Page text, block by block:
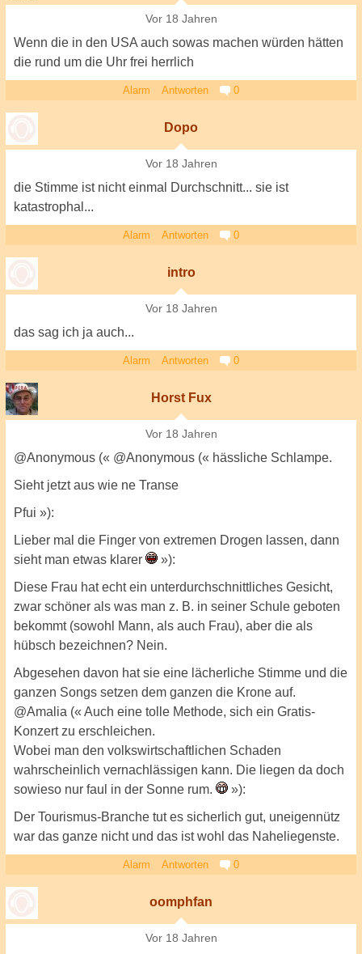
Vor 18 Jahren
Wenn die in den USA auch sowas machen würden hätten
die rund um die Uhr frei herrlich
Alarm Antworten 0
Dopo
Vor 18 Jahren
die Stimme ist nicht einmal Durchschnitt... sie ist
katastrophal...
Alarm Antworten 0
intro
Vor 18 Jahren
das sag ich ja auch...
Alarm Antworten 0
Horst Fux
Vor 18 Jahren
@Anonymous (« @Anonymous (« hässliche Schlampe.
Sieht jetzt aus wie ne Transe
Pfui »):
Lieber mal die Finger von extremen Drogen lassen, dann
sieht man etwas klarer
»):
Diese Frau hat echt ein unterdurchschnittliches Gesicht,
zwar schöner als was man z. B. in seiner Schule geboten
bekommt (sowohl Mann, als auch Frau), aber die als
hübsch bezeichnen? Nein.
Abgesehen davon hat sie eine lächerliche Stimme und die
ganzen Songs setzen dem ganzen die Krone auf.
@Amalia (« Auch eine tolle Methode, sich ein Gratis-
Konzert zu erschleichen.
Wobei man den volkswirtschaftlichen Schaden
wahrscheinlich vernachlässigen kann. Die liegen da doch
sowieso nur faul in der Sonne rum.
»):
Der Tourismus-Branche tut es sicherlich gut, uneigennütz
war das ganze nicht und das ist wohl das Naheliegenste.
Alarm Antworten 0
oomphfan
Vor 18 Jahren